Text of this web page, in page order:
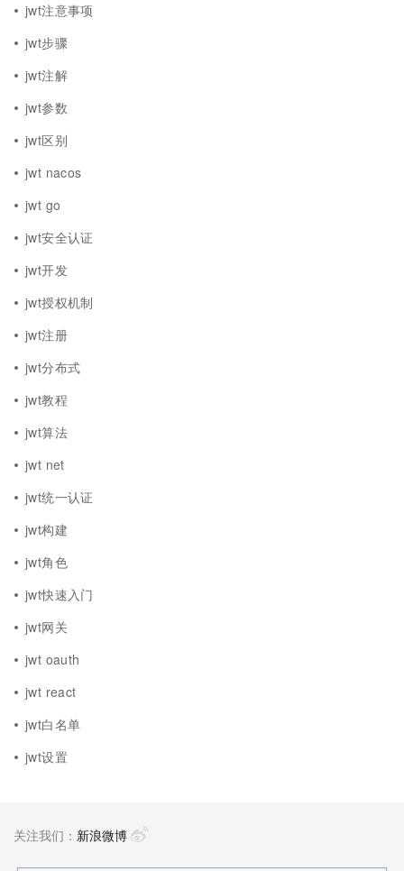
jwt注意事项
jwt步骤
jwt注解
jwt参数
jwt区别
jwt nacos
jwt go
jwt安全认证
jwt开发
jwt授权机制
jwt注册
jwt分布式
jwt教程
jwt算法
jwt net
jwt统一认证
jwt构建
jwt角色
jwt快速入门
jwt网关
jwt oauth
jwt react
jwt白名单
jwt设置
关注我们： 新浪微博